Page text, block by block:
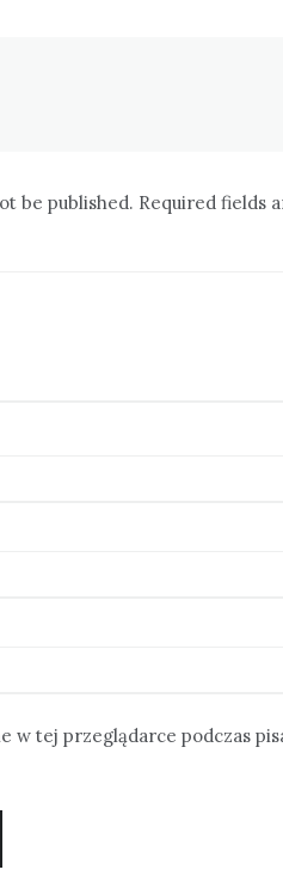
be published. Required fields
w tej przeglądarce podczas